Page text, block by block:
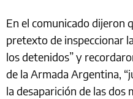
En el comunicado dijeron
pretexto de inspeccionar
los detenidos” y
de la Armada Argentina,
la desaparición de las dos